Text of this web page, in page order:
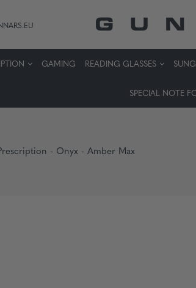
GAMING READING GLASSES
SPECIAL NOTE
- Onyx - Amber Max